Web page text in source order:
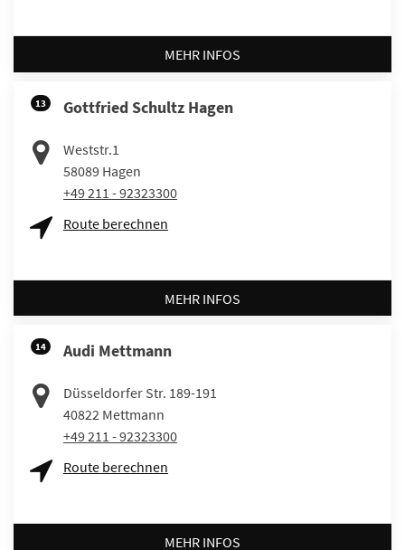
MEHR INFOS
13 Gottfried Schultz Hagen
Weststr.1
58089 Hagen
+49 211 - 92323300
Route berechnen
MEHR INFOS
14 Audi Mettmann
Düsseldorfer Str. 189-191
40822 Mettmann
+49 211 - 92323300
Route berechnen
MEHR INFOS